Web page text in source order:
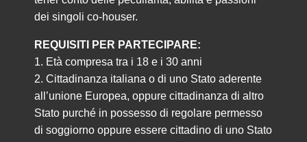
dei singoli co-houser.
REQUISITI PER PARTECIPARE:
1. Età compresa tra i 18 e i 30 anni
2. Cittadinanza italiana o di uno Stato aderente
all’unione Europea, oppure cittadinanza di altro
Stato purché in possesso di regolare permesso
di soggiorno oppure essere cittadino di uno Stato